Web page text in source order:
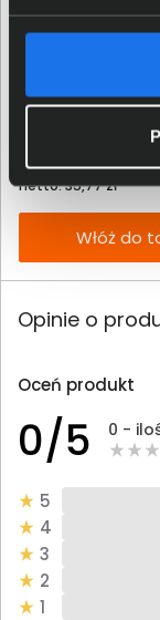
Mysz przewodowa
44,00 zł
netto: 35,77 zł
Włóż do
Opinie o
Oceń produkt
0/5 0 -
5
4
3
2
1